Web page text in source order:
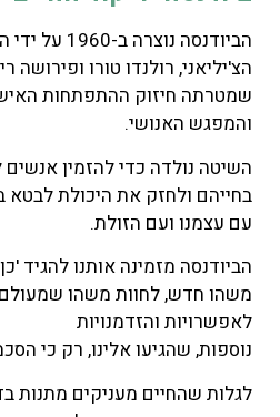
הביודנסה
הצ'יליאני, רולנדו טורו ופירושה
שמטרתה חיזוק ההתפתחות
והמפגש האנושי.
השיטה נולדה כדי להזמין
בחייהם ולחזק את היכולת
עם עצמנו ועם הזולת.
הביודנסה מזמינה אותנו להגיד
משהו חדש, לחוות משהו שמעולם
לאפשרויות והזדמנויות
נוספות, שהגיעו אלינו, רק כי
לגלות שהחיים מעניקים מתנות